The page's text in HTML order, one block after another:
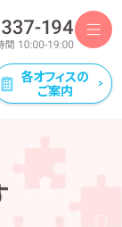
各オフィスの
ご案内